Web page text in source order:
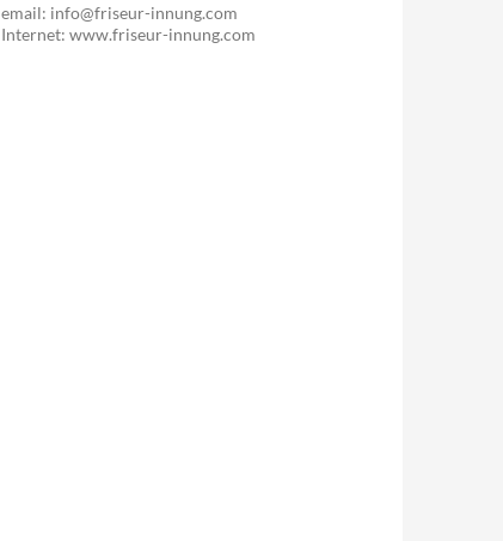
email: info@friseur-innung.com
Internet: www.friseur-innung.com